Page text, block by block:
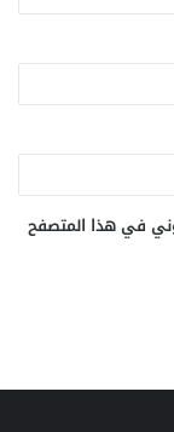
في هذا المتصفح